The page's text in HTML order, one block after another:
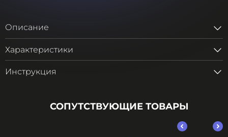
Описание
Характеристики
Инструкция
СОПУТСТВУЮЩИЕ ТОВАРЫ